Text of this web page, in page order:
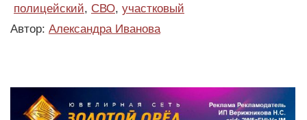
полицейский, СВО, участковый
Автор: Александра Иванова